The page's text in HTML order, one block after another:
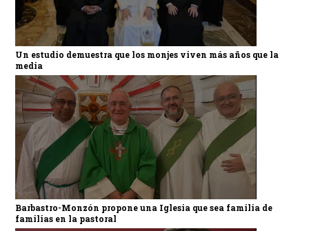
Un estudio demuestra que los monjes viven más años que la
media
Barbastro-Monzón propone una Iglesia que sea familia de
familias en la pastoral